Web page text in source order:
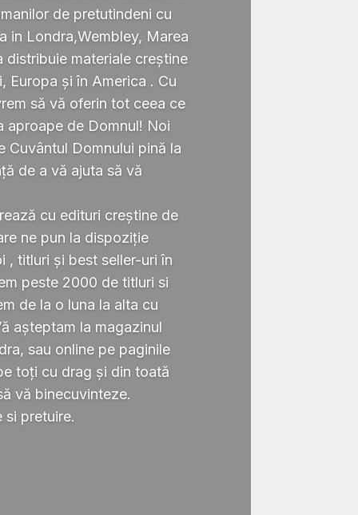
de pretutindeni cu
in Londra,Wembley, Marea
distribuie materiale creștine
Europa și în America . Cu
să vă oferin tot ceea ce
aproape de Domnul! Noi
Cuvântul Domnului pină la
de a vă ajuta să vă
cu edituri creștine de
ne pun la dispoziție
, titluri și best seller-uri în
peste 2000 de titluri si
de la o luna la alta cu
așteptam la magazinul
sau online pe paginile
toți cu drag și din toată
vă binecuvinteze.
si pretuire.